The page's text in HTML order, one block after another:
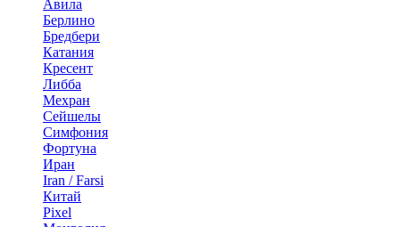
Авила
Берлино
Бредбери
Катания
Кресент
Либба
Мехран
Сейшелы
Симфония
Фортуна
Иран
Iran / Farsi
Китай
Pixel